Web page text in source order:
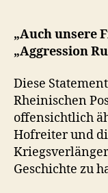
„Auch unsere
„Aggression
Diese
Rheinischen
offensichtlich
Hofreiter und
Geschichte zu